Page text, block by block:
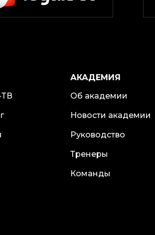
АКАДЕМИЯ
Об академии
Новости академии
Руководство
Тренеры
Команды